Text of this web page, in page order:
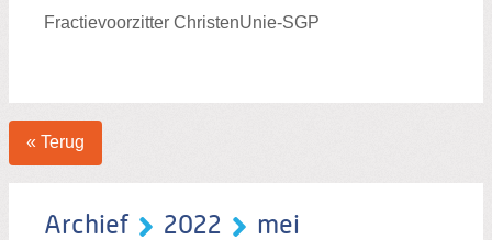
Fractievoorzitter ChristenUnie-SGP
« Terug
Archief 2022 mei